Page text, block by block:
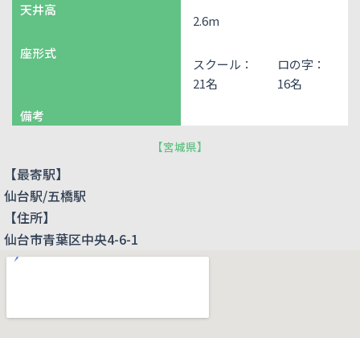
天井高
2.6m
座形式
スクール：
21名
ロの字：
16名
備考
【宮城県】
【最寄駅】
仙台駅/五橋駅
【住所】
仙台市青葉区中央4-6-1